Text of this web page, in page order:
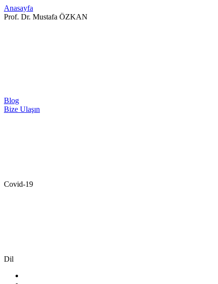
Anasayfa
Prof. Dr. Mustafa ÖZKAN
Blog
Bize Ulaşın
Covid-19
Dil